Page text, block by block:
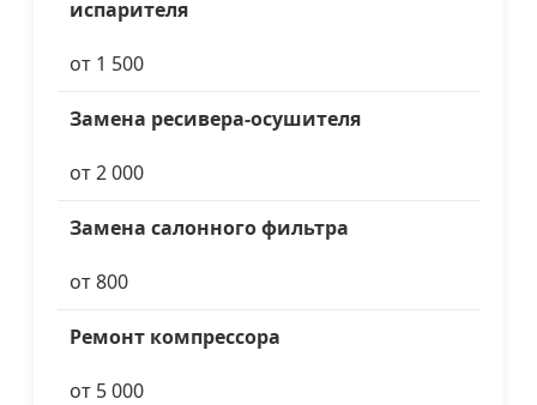
испарителя
от 1 500
Замена ресивера-осушителя
от 2 000
Замена салонного фильтра
от 800
Ремонт компрессора
от 5 000